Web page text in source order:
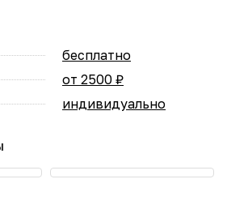
бесплатно
от 2500 ₽
индивидуально